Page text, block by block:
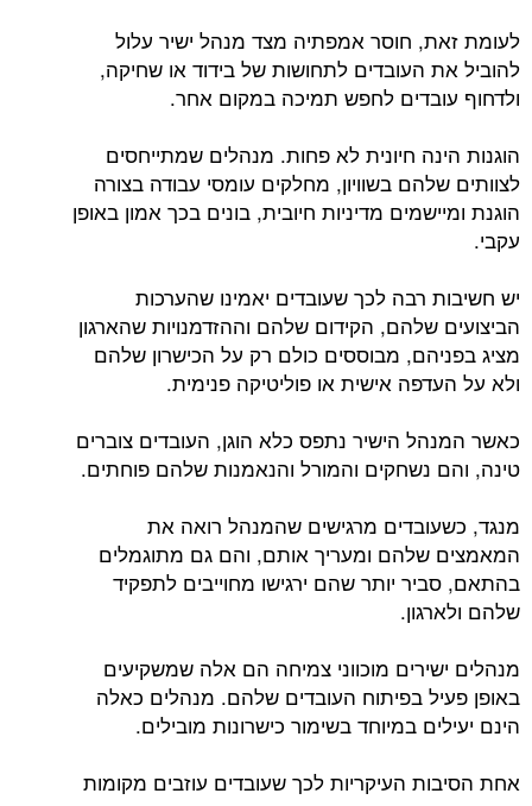
לעומת זאת, חוסר אמפתיה מצד מנהל ישיר עלול
להוביל את העובדים לתחושות של בידוד או שחיקה,
ולדחוף עובדים לחפש תמיכה במקום אחר.
הוגנות הינה חיונית לא פחות. מנהלים שמתייחסים
לצוותים שלהם בשוויון, מחלקים עומסי עבודה בצורה
הוגנת ומיישמים מדיניות חיובית, בונים בכך אמון באופן
עקבי.
יש חשיבות רבה לכך שעובדים יאמינו שהערכות
הביצועים שלהם, הקידום שלהם וההזדמנויות שהארגון
מציג בפניהם, מבוססים כולם רק על הכישרון שלהם
ולא על העדפה אישית או פוליטיקה פנימית.
כאשר המנהל הישיר נתפס כלא הוגן, העובדים צוברים
טינה, והם נשחקים והמורל והנאמנות שלהם פוחתים.
מנגד, כשעובדים מרגישים שהמנהל רואה את
המאמצים שלהם ומעריך אותם, והם גם מתוגמלים
בהתאם, סביר יותר שהם ירגישו מחוייבים לתפקיד
שלהם ולארגון.
מנהלים ישירים מוכווני צמיחה הם אלה שמשקיעים
באופן פעיל בפיתוח העובדים שלהם. מנהלים כאלה
הינם יעילים במיוחד בשימור כישרונות מובילים.
אחת הסיבות העיקריות לכך שעובדים עוזבים מקומות